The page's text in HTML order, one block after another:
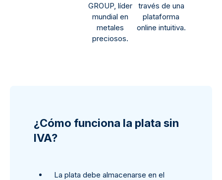
GROUP, líder
mundial en
metales
preciosos.
través de una
plataforma
online intuitiva.
¿Cómo funciona la plata sin
IVA?
La plata debe almacenarse en el